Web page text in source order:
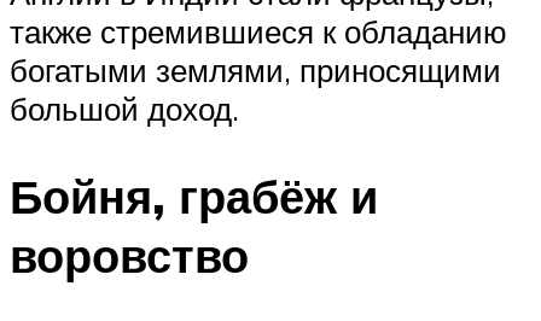
также стремившиеся к обладанию
богатыми землями, приносящими
большой доход.
Бойня, грабёж и
воровство